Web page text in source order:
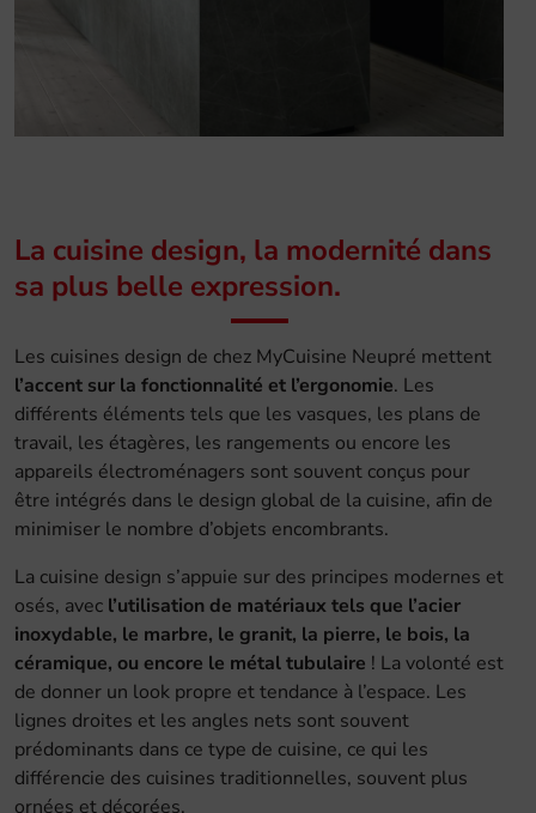
La cuisine design, la modernité dans
sa plus belle expression.
Les cuisines design de chez MyCuisine Neupré mettent
l’accent sur la fonctionnalité et l’ergonomie. Les
différents éléments tels que les vasques, les plans de
travail, les étagères, les rangements ou encore les
appareils électroménagers sont souvent conçus pour
être intégrés dans le design global de la cuisine, afin de
minimiser le nombre d’objets encombrants.
La cuisine design s’appuie sur des principes modernes et
osés, avec l’utilisation de matériaux tels que l’acier
inoxydable, le marbre, le granit, la pierre, le bois, la
céramique, ou encore le métal tubulaire ! La volonté est
de donner un look propre et tendance à l’espace. Les
lignes droites et les angles nets sont souvent
prédominants dans ce type de cuisine, ce qui les
différencie des cuisines traditionnelles, souvent plus
ornées et décorées.